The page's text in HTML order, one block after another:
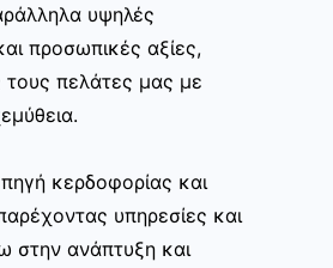
υψηλές
προσωπικές αξίες,
πελάτες μας με
κερδοφορίας και
υπηρεσίες και
στην ανάπτυξη και